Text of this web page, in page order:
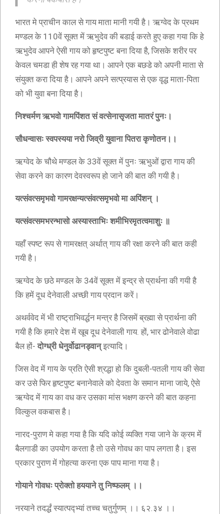
भारत मे प्राचीन काल से गाय माता मानी गयी है। ऋग्वेद के प्रथम
मण्डल के 110वें सूक्त में ऋभुदेव की बडाई करते हुए कहा गया कि हे
ऋभुदेव आपने ऐसी गाय को हृष्टपुष्ट बना दिया है, जिसके शरीर पर
केवल चमडा ही शेष रह गया था। आपने एक बछडे को अपनी माता से
संयुक्त करा दिया है। आपने अपने सत्प्रयास से एक वृद्ध माता-पिता
को भी युवा बना दिया है।
निश्चर्मण ऋभवो गामपिंशत सं वत्सेनासृजता मातरं पुनः।
सौधन्वासः स्वपस्यया नरो जिव्री युवाना पितरा कृणोतन।।
ऋग्वेद के चौथे मण्डल के 33वें सूक्त में पुनः ऋभुओं द्वारा गाय की
सेवा करने का कारण देवस्वरूप हो जाने की बात की गयी है।
यत्संवत्समृभवो गामरक्षन्यत्संवत्समृभवो मा अपिंशन् ।
यत्संवत्समभरन्भासो अस्यास्ताभिः शमीभिरमृतत्वमाशुः ॥
यहाँ स्पष्ट रूप से गामरक्षत् अर्थात् गाय की रक्षा करने की बात कही
गयी है।
ऋग्वेद के छठे मण्डल के 34वें सूक्त में इन्द्र से प्रार्थना की गयी है
कि हमें दूध देनेवाली अच्छी गाय प्रदान करें।
अथर्ववेद में भी राष्ट्राभिवर्द्धन मन्त्र है जिसमें ब्रह्मा से प्रार्थना की
गयी है कि हमारे देश में खूब दूध देनेवाली गाय. हों, भार ढोनेवाले वोढा
बैल हों-दोग्ध्री धेनुर्वोढानड्वान्इत्यादि।
जिस वेद में गाय के प्रति ऐसी श्रद्धा हो कि दुबली-पतली गाय की सेवा
कर उसे फिर हृष्टपुष्ट बनानेवाले को देवता के समान माना जाये, ऐसे
ऋग्वेद में गाय का वध कर उसका मांस भक्षण करने की बात कहना
विल्कुल वकबास है।
नारद-पुराण मे कहा गया है कि यदि कोई व्यक्ति गया जाने के क्रम में
बैलगाडी का उपयोग करता है तो उसे गोवध का पाप लगता है। इस
प्रकार पुराण में गोहत्या करना एक पाप माना गया है।
गोयाने गोवधः प्रोक्तो हययाने तु निष्फलम् ।।
नरयाने तदर्द्धं स्यात्पद्भ्यां तच्च चतुर्गुणम् ।। ६२.३४ ।।